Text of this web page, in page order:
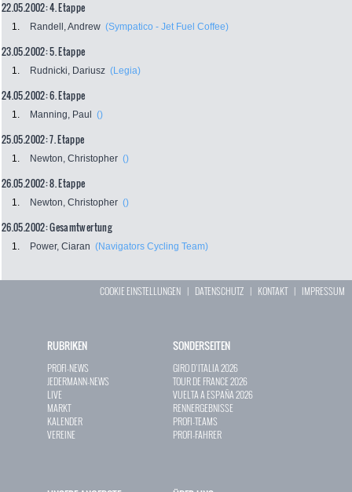
22.05.2002: 4. Etappe
1. Randell, Andrew (Sympatico - Jet Fuel Coffee)
23.05.2002: 5. Etappe
1. Rudnicki, Dariusz (Legia)
24.05.2002: 6. Etappe
1. Manning, Paul ()
25.05.2002: 7. Etappe
1. Newton, Christopher ()
26.05.2002: 8. Etappe
1. Newton, Christopher ()
26.05.2002: Gesamtwertung
1. Power, Ciaran (Navigators Cycling Team)
COOKIE EINSTELLUNGEN | DATENSCHUTZ | KONTAKT| IMPRESSUM
RUBRIKEN
PROFI-NEWS
JEDERMANN-NEWS
LIVE
MARKT
KALENDER
VEREINE
SONDERSEITEN
GIRO D`ITALIA 2026
TOUR DE FRANCE 2026
VUELTA A ESPAÑA 2026
RENNERGEBNISSE
PROFI-TEAMS
PROFI-FAHRER